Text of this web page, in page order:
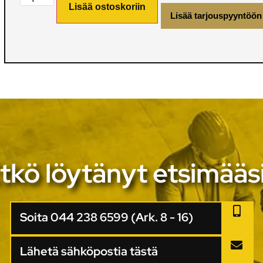
Lisää ostoskoriin
Lisää tarjouspyyntöön
löytänyt
Soita 044 238 6599 (Ark. 8 - 16)
Lähetä sähköpostia tästä